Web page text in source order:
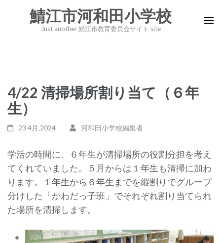
ス
ッ
プ
を
す)
鯖江市河和田小学校
Just another 鯖江市教育委員会サイト site
4/22 清掃場所割り当て（６年
生）
23 4月,2024 河和田小学校編集者
学活の時間に、６年生が清掃場所の役割分担を考え
てくれていました。５月からは１年生も清掃に加わ
ります。１年生から６年生までを縦割りでグループ
分けした「かわだっ子班」でそれぞれ割り当てられ
た場所を清掃します。